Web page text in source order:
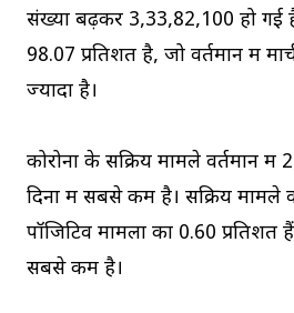
संख्या बढ़कर 3,33,82,100 हो गई
98.07 प्रतिशत है, जो वर्तमान में
ज्यादा है।
कोरोना के सक्रिय मामले वर्तमान
दिनों में सबसे कम है। सक्रिय मामले
पॉजिटिव मामलों का 0.60 प्रतिशत
सबसे कम है।